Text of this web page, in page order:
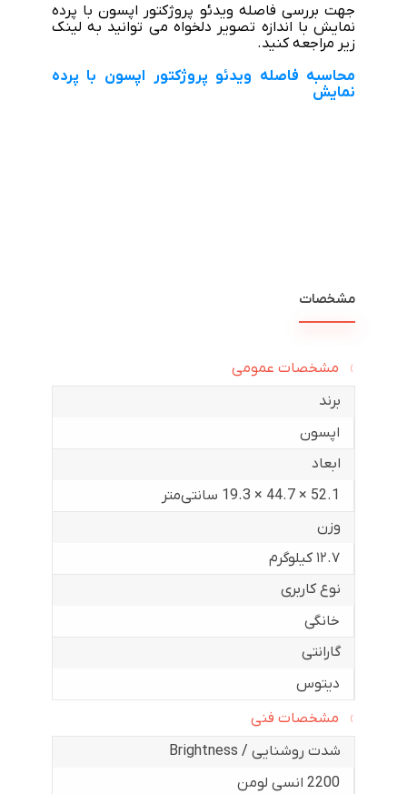
جهت بررسی فاصله ویدئو پروژکتور اپسون با پرده
نمایش با اندازه تصویر دلخواه می توانید به لینک
زیر مراجعه کنید.
محاسبه فاصله ویدئو پروژکتور اپسون با پرده
نمایش
مشخصات
مشخصات عمومی
برند
اپسون
ابعاد
52.1 × 44.7 × 19.3 سانتی‌متر
وزن
۱۲.۷ کیلوگرم
نوع کاربری
خانگی
گارانتی
دیتوس
مشخصات فنی
شدت روشنایی / Brightness
2200 انسی لومن